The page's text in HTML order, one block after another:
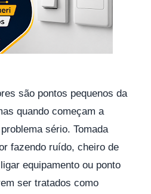
são pontos pequenos da
quando começam a
sério. Tomada
fazendo ruído, cheiro de
equipamento ou ponto
ser tratados como